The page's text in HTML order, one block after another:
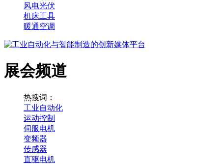
风电光伏
机床工具
暖通空调
展会频道
热搜词：
工业自动化
运动控制
伺服电机
变频器
传感器
直驱电机